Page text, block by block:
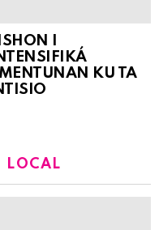
I
KU TA
LOCAL